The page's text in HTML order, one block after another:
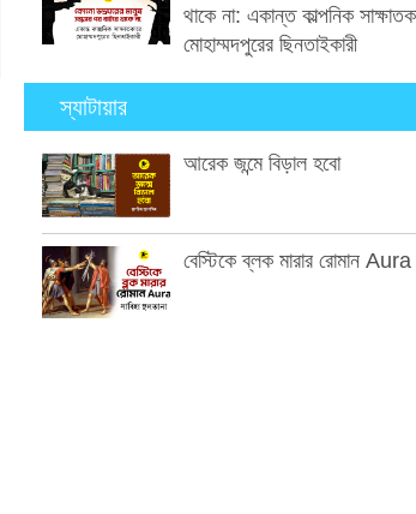
থাকে না: একান্ত কাল্পনিক
মোহাম্মদপুরের ছিনতাইকারী
স্যাটায়ার
আরেক জন্মে বিড়াল হবো
বেস্টিকে ব্লক মারার রোমান Aura